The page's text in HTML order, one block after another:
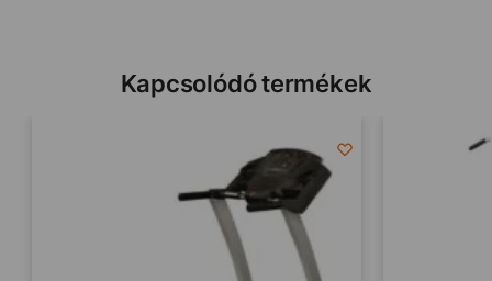
Kapcsolódó termékek